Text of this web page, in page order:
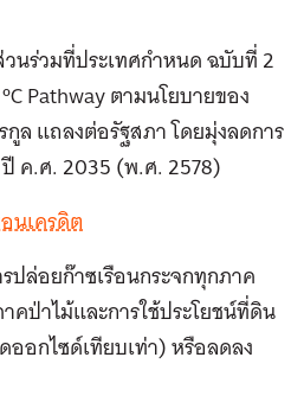
นร่วมที่ประเทศกำหนด ฉบับที่ 2
Pathway ตามนโยบายของ
ล แถลงต่อรัฐสภา โดยมุ่งลดการ
ค.ศ. 2035 (พ.ศ. 2578)
นเครดิต
ล่อยก๊าซเรือนกระจกทุกภาค
ป่าไม้และการใช้ประโยชน์ที่ดิน
อกไซด์เทียบเท่า) หรือลดลง